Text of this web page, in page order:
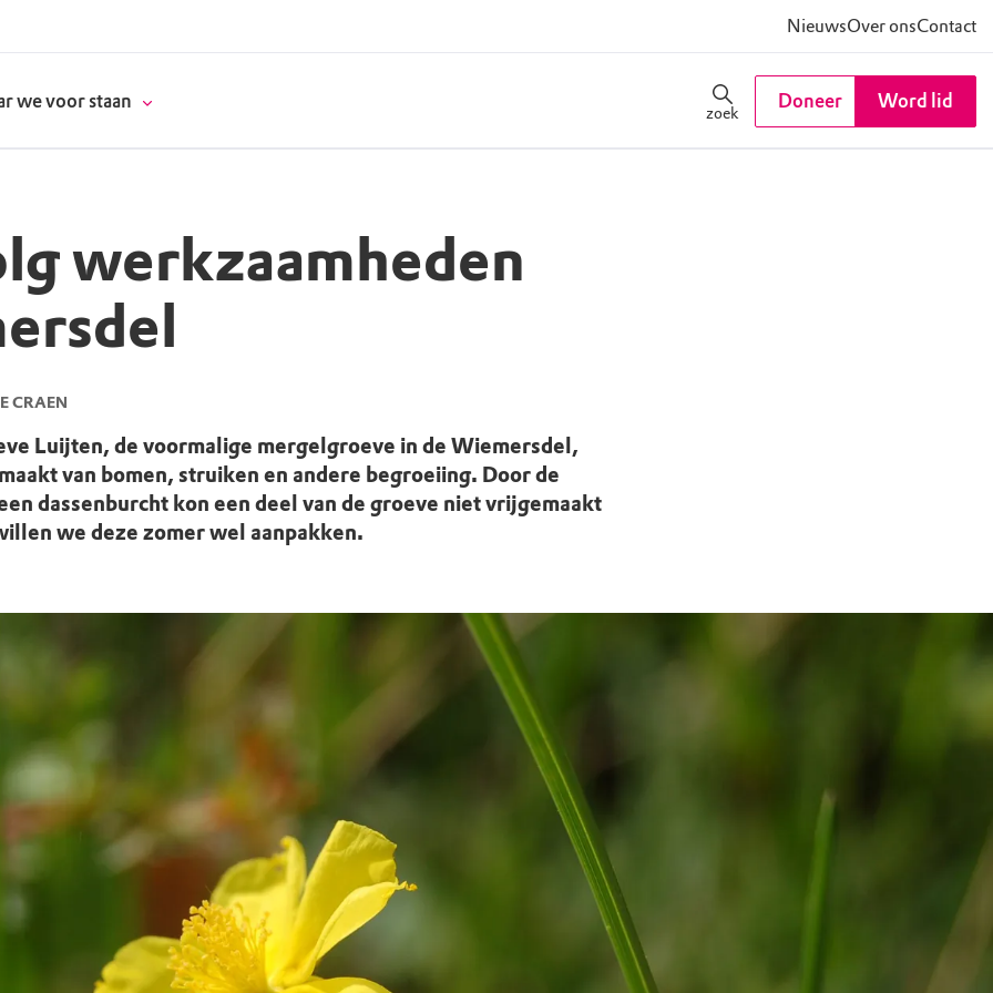
NieuwsOver onsContact
we voor staan
zoek
Doneer Word lid
werkzaamheden
CRAEN
Luijten, de voormalige mergelgroeve in de Wiemersdel,
van bomen, struiken en andere begroeiing. Door de
dassenburcht kon een deel van de groeve niet vrijgemaakt
we deze zomer wel aanpakken.